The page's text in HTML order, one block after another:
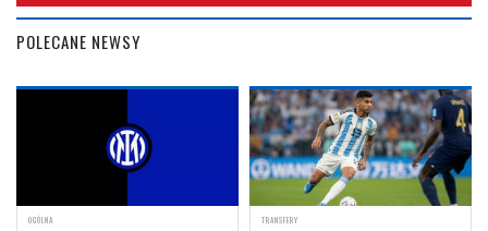
POLECANE NEWSY
OGÓLNA TRANSFERY